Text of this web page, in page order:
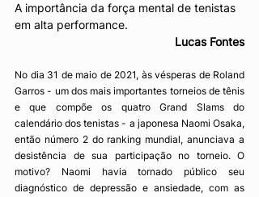
A importância da força mental de tenistas
em alta performance.
Lucas Fontes
No dia 31 de maio de 2021, às vésperas de Roland
Garros - um dos mais importantes torneios de tênis
e que compõe os quatro Grand Slams do
calendário dos tenistas - a japonesa Naomi Osaka,
então número 2 do ranking mundial, anunciava a
desistência de sua participação no torneio. O
motivo? Naomi havia tornado público seu
diagnóstico de depressão e ansiedade, com as